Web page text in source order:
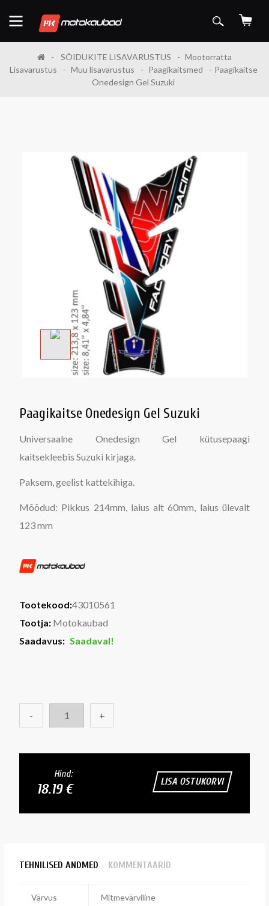
SÕIDUKITE LISAVARUSTUS
Mootorratta
Lisavarustus
Muu lisavarustus Paagikaitsmed
Paagikaitse
Onedesign Gel Suzuki
Paagikaitse Onedesign Gel Suzuki
Universaalne Onedesign Gel kütusepaagi
kaitsekleebis Suzuki kirjaga.
Paksem, geelist kattekihiga.
Mõõdud: Pikkus 214mm, laius alt 60mm, laius ülevalt
123 mm
Tootekood:43010561
Tootja: Motokaubad
Saadavus: Saadaval!
- +
Hind:
18.19 € LISA OSTUKORVI
TEHNILISED ANDMED KOMMENTAARID
Värvus Mitmevärviline